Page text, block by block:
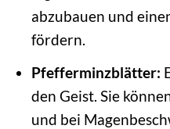
abzubauen und
fördern.
Pfefferminzblätter:
den Geist. Sie
und bei